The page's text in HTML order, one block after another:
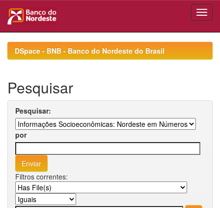
navigationDSpace - BNB - Banco do Nordeste do Brasil
Pesquisar
Pesquisar:
por
Filtros correntes: